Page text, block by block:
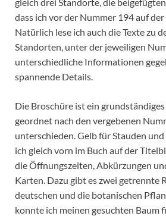
dass ich vor der Nummer 194 auf der
Natürlich lese ich auch die Texte zu
Standorten, unter der jeweiligen
unterschiedliche Informationen
spannende Details.
Die Broschüre ist ein
geordnet nach den vergebenen
unterschieden. Gelb für Stauden
ich gleich vorn im Buch auf der
die Öffnungszeiten, Abkürzungen
Karten. Dazu gibt es zwei getrennte
deutschen und die botanischen
konnte ich meinen gesuchten Baum